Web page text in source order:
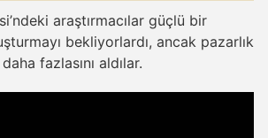
araştırmacılar güçlü bir
bekliyorlardı, ancak pazarlık
fazlasını aldılar.